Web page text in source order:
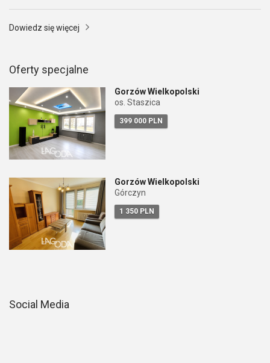
Dowiedz się więcej
Oferty specjalne
Gorzów Wielkopolski
os. Staszica
399 000 PLN
Gorzów Wielkopolski
Górczyn
1 350 PLN
Social Media